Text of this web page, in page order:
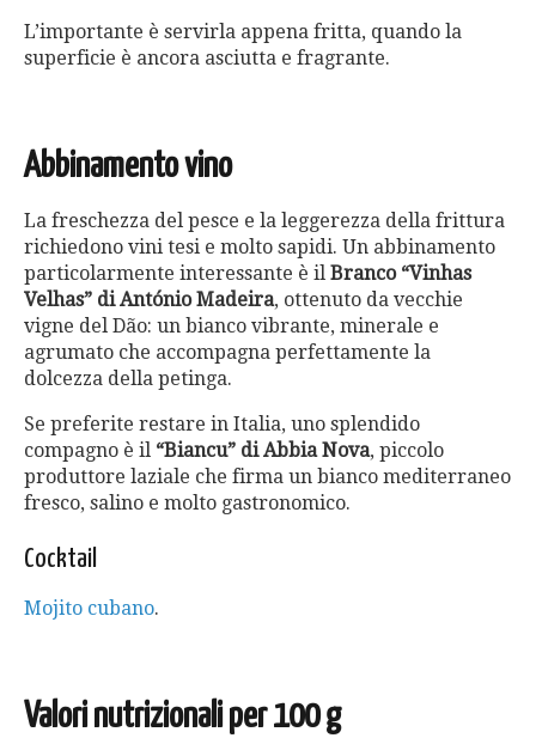
L’importante è servirla appena fritta, quando la
superficie è ancora asciutta e fragrante.
Abbinamento vino
La freschezza del pesce e la leggerezza della frittura
richiedono vini tesi e molto sapidi. Un abbinamento
particolarmente interessante è il Branco “Vinhas
Velhas” di António Madeira, ottenuto da vecchie
vigne del Dão: un bianco vibrante, minerale e
agrumato che accompagna perfettamente la
dolcezza della petinga.
Se preferite restare in Italia, uno splendido
compagno è il “Biancu” di Abbia Nova, piccolo
produttore laziale che firma un bianco mediterraneo
fresco, salino e molto gastronomico.
Cocktail
Mojito cubano.
Valori nutrizionali per 100 g